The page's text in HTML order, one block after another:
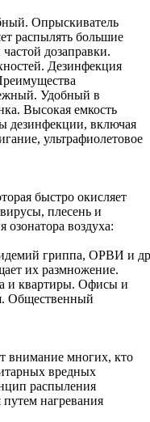
Опрыскиватель
распылять большие
дозаправки.
Дезинфекция
Удобный в
Высокая емкость
дезинфекции, включая
ультрафиолетовое
быстро окисляет
плесень и
озонатора воздуха:
гриппа, ОРВИ и
их размножение.
и квартиры. Офисы и
Общественный
внимание многих, кто
вредных
распыления
путем нагревания